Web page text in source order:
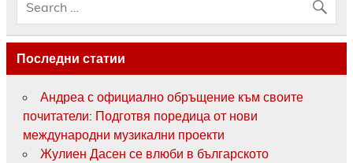
Последни статии
Андреа с официално обръщение към своите
почитатели: Подготвя поредица от нови
международни музикални проекти
Жулиен Дасен се влюби в българското